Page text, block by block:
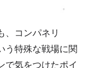
、コンパネリ
う特殊な戦場に関
で気をつけたポイ